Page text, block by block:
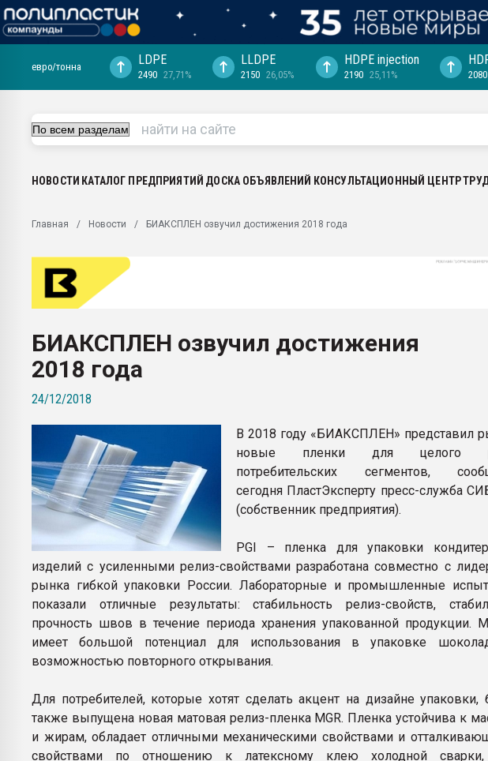
29.07.2026 ФРП помог "Ижевскому
Вакуум-формовочные машины:
28.07.2026 Автоматизация выходит на
первый план в переработке
пластмасс
ситуацией на строительном рынке
Всё, что касается выдува ПЭТ
бутылок
ПЕРЕЙТИ НА ФОРУМ
евро/тонна LDPE
2490 27,71%
LLDPE
2150 26,05%
HDPE injection
2190 25,11% 2080
НОВОСТИ КАТАЛОГ ПРЕДПРИЯТИЙ ДОСКА ОБЪЯВЛЕНИЙ КОНСУЛЬТАЦИОННЫЙ ЦЕНТР
Главная Новости БИАКСПЛЕН озвучил достижения 2018 года
БИАКСПЛЕН озвучил достижения
2018 года
24/12/2018
В 2018 году «БИАКСПЛЕН» представил
новые пленки для целого
потребительских сегментов,
сегодня ПластЭксперту пресс-служба
(собственник предприятия).
PGI – пленка для упаковки
изделий с усиленными релиз-свойствами разработана совместно с
рынка гибкой упаковки России. Лабораторные и промышленные
показали отличные результаты: стабильность релиз-свойств,
прочность швов в течение периода хранения упакованной продукции.
имеет большой потенциал для использования в упаковке
возможностью повторного открывания.
Для потребителей, которые хотят сделать акцент на дизайне упаковки,
также выпущена новая матовая релиз-пленка MGR. Пленка устойчива к
и жирам, обладает отличными механическими свойствами и
свойствами по отношению к латексному клею холодной